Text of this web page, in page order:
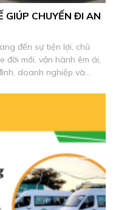
GIÚP CHUYẾN ĐI AN
đến sự tiện lợi, chủ
mới, vận hành êm ái,
doanh nghiệp và